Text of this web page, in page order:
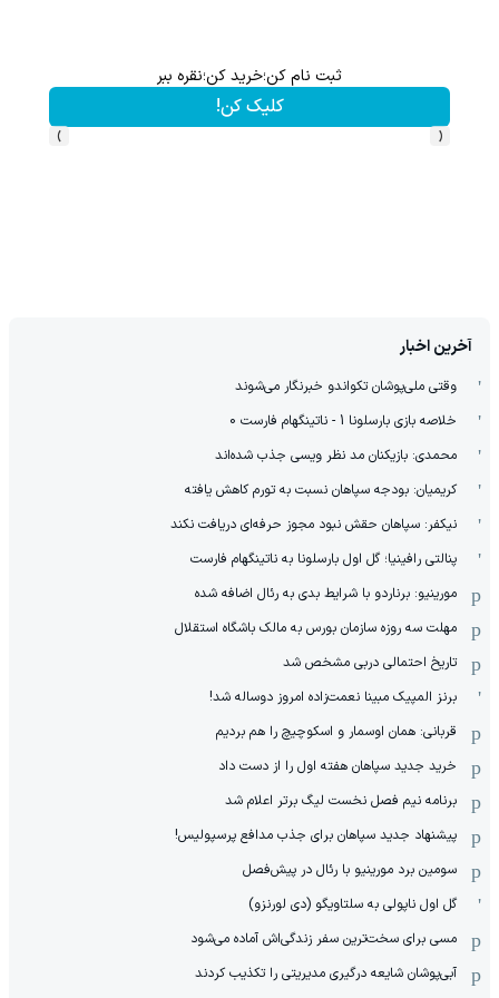
ثبت نام کن؛خرید کن؛نقره ببر
کلیک کن!
‹
›
آخرین اخبار
وقتی ملی‌پوشان تکواندو خبرنگار می‌شوند
خلاصه بازی بارسلونا 1 - ناتینگهام فارست 0
محمدی: بازیکنان مد نظر ویسی جذب شده‌اند
کریمیان: بودجه سپاهان نسبت به تورم کاهش یافته
نیکفر: سپاهان حقش نبود مجوز حرفه‌ای دریافت نکند
پنالتی رافینیا؛ گل اول بارسلونا به ناتینگهام فارست
مورینیو: برناردو با شرایط بدی به رئال اضافه شده
مهلت سه روزه سازمان بورس به مالک باشگاه استقلال
تاریخ احتمالی دربی مشخص شد
برنز المپیک مبینا نعمت‌زاده امروز دوساله شد!
قربانی: همان اوسمار و اسکوچیچ را هم بردیم
خرید جدید سپاهان هفته اول را از دست داد
برنامه نیم فصل نخست لیگ برتر اعلام شد
پیشنهاد جدید سپاهان برای جذب مدافع پرسپولیس!
سومین برد مورینیو با رئال در پیش‌فصل
گل اول ناپولی به سلتاویگو (دی لورنزو)
مسی برای سخت‌ترین سفر زندگی‌اش آماده می‌شود
آبی‌پوشان شایعه درگیری مدیریتی را تکذیب کردند